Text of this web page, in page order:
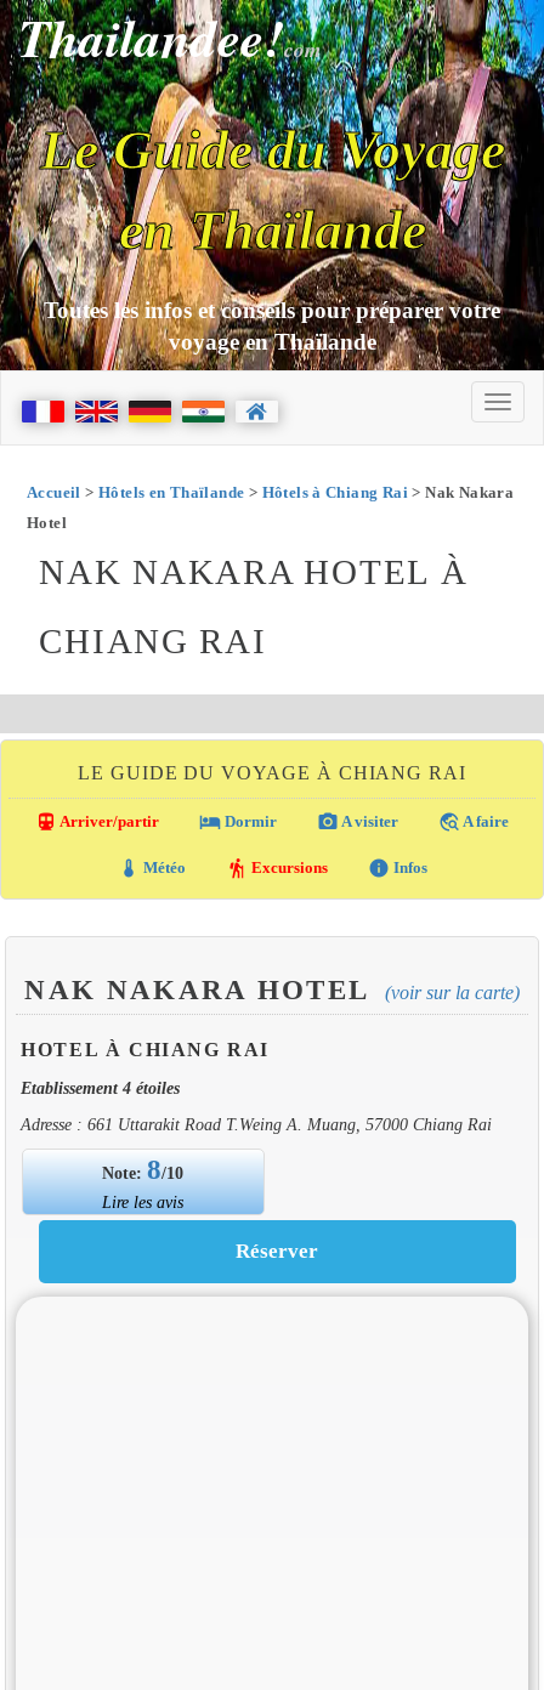
Thailandee!com
Le Guide du Voyage
en Thaïlande
Toutes les infos et conseils pour préparer votre
voyage en Thaïlande
Accueil > Hôtels en Thaïlande > Hôtels à Chiang Rai > Nak Nakara
Hotel
NAK NAKARA HOTEL À
CHIANG RAI
LE GUIDE DU VOYAGE À CHIANG RAI
directions_transit Arriver/partir local_hotel Dormir photo_camera A visiter travel_explore A faire
thermostat Météo hiking Excursions info Infos
NAK NAKARA HOTEL (voir sur la carte)
HOTEL À CHIANG RAI
Etablissement 4 étoiles
Adresse : 661 Uttarakit Road T.Weing A. Muang, 57000 Chiang Rai
Note:8/10
Lire les avis